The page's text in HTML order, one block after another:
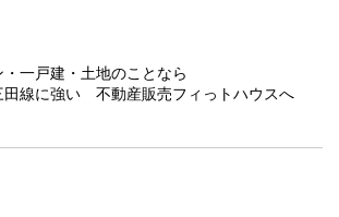
一戸建・土地のことなら
田線に強い 不動産販売フィっトハウスへ